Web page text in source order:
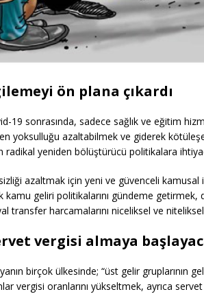
ön plana çıkardı
19 sonrasında, sadece sağlık ve eğitim
yoksulluğu azaltabilmek ve giderek
radikal yeniden bölüştürücü politikalara
azaltmak için yeni ve güvenceli kamusal
kamu geliri politikalarını gündeme
transfer harcamalarını niceliksel ve
vergisi almaya
birçok ülkesinde; “üst gelir gruplarının
vergisi oranlarını yükseltmek, ayrıca